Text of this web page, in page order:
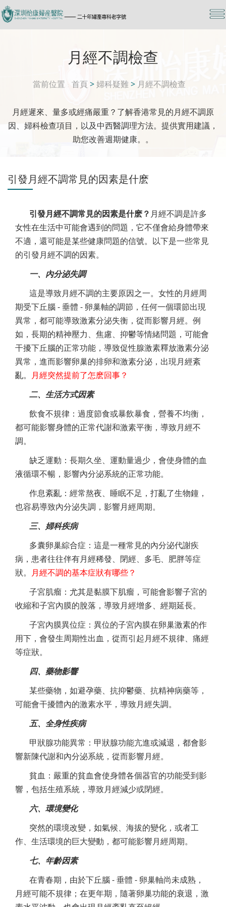
月經不調檢查
當前位置 首頁 >婦科疑難> 月經不調檢查
月經遲來、量多或經痛嚴重？了解香港常見的月經不調原
因、婦科檢查項目，以及中西醫調理方法。提供實用建議，
助您改善週期健康。。
引發月經不調常見的因素是什麽
引發月經不調常見的因素是什麽？ 月經不調是許多
女性在生活中可能會遇到的問題，它不僅會給身體帶來
不適，還可能是某些健康問題的信號。以下是一些常見
的引發月經不調的因素。
一、內分泌失調
這是導致月經不調的主要原因之一。女性的月經周
期受下丘腦 - 垂體 - 卵巢軸的調節，任何一個環節出現
異常，都可能導致激素分泌失衡，從而影響月經。例
如，長期的精神壓力、焦慮、抑鬱等情緒問題，可能會
干擾下丘腦的正常功能，導致促性腺激素釋放激素分泌
異常，進而影響卵巢的排卵和激素分泌，出現月經紊
亂。 月經突然提前了怎麽回事？
二、生活方式因素
飲食不規律：過度節食或暴飲暴食，營養不均衡，
都可能影響身體的正常代謝和激素平衡，導致月經不
調。
缺乏運動：長期久坐、運動量過少，會使身體的血
液循環不暢，影響內分泌系統的正常功能。
作息紊亂：經常熬夜、睡眠不足，打亂了生物鐘，
也容易導致內分泌失調，影響月經周期。
三、婦科疾病
多囊卵巢綜合症：這是一種常見的內分泌代謝疾
病，患者往往伴有月經稀發、閉經、多毛、肥胖等症
狀。 月經不調的基本症狀有哪些？
子宮肌瘤：尤其是黏膜下肌瘤，可能會影響子宮的
收縮和子宮內膜的脫落，導致月經增多、經期延長。
子宮內膜異位症：異位的子宮內膜在卵巢激素的作
用下，會發生周期性出血，從而引起月經不規律、痛經
等症狀。
四、藥物影響
某些藥物，如避孕藥、抗抑鬱藥、抗精神病藥等，
可能會干擾體內的激素水平，導致月經失調。
五、全身性疾病
甲狀腺功能異常：甲狀腺功能亢進或減退，都會影
響新陳代謝和內分泌系統，從而影響月經。
貧血：嚴重的貧血會使身體各個器官的功能受到影
響，包括生殖系統，導致月經減少或閉經。
六、環境變化
突然的環境改變，如氣候、海拔的變化，或者工
作、生活環境的巨大變動，都可能影響月經周期。
七、年齡因素
在青春期，由於下丘腦 - 垂體 - 卵巢軸尚未成熟，
月經可能不規律；在更年期，隨著卵巢功能的衰退，激